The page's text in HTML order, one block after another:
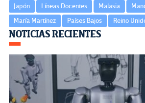
Japón
Líneas Docentes Malasia
María Martínez
Países Bajos Reino
Navegación
de
entradas
NOTICIAS RECIENTES